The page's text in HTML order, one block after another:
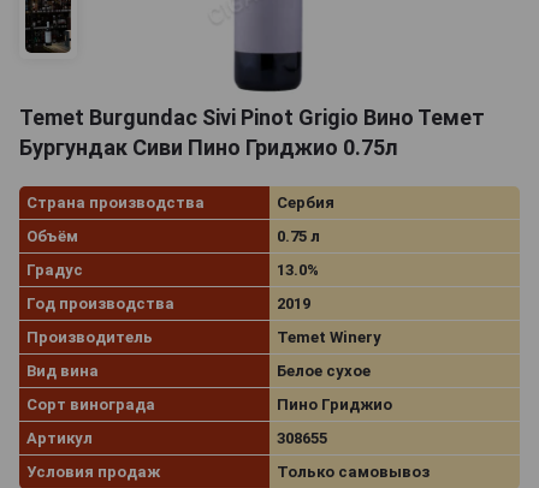
Temet Burgundac Sivi Pinot Grigio Вино Темет
Бургундак Сиви Пино Гриджио 0.75л
Страна производства
Сербия
Объём
0.75 л
Градус
13.0%
Год производства
2019
Производитель
Temet Winery
Вид вина
Белое сухое
Сорт винограда
Пино Гриджио
Артикул
308655
Условия продаж
Только самовывоз